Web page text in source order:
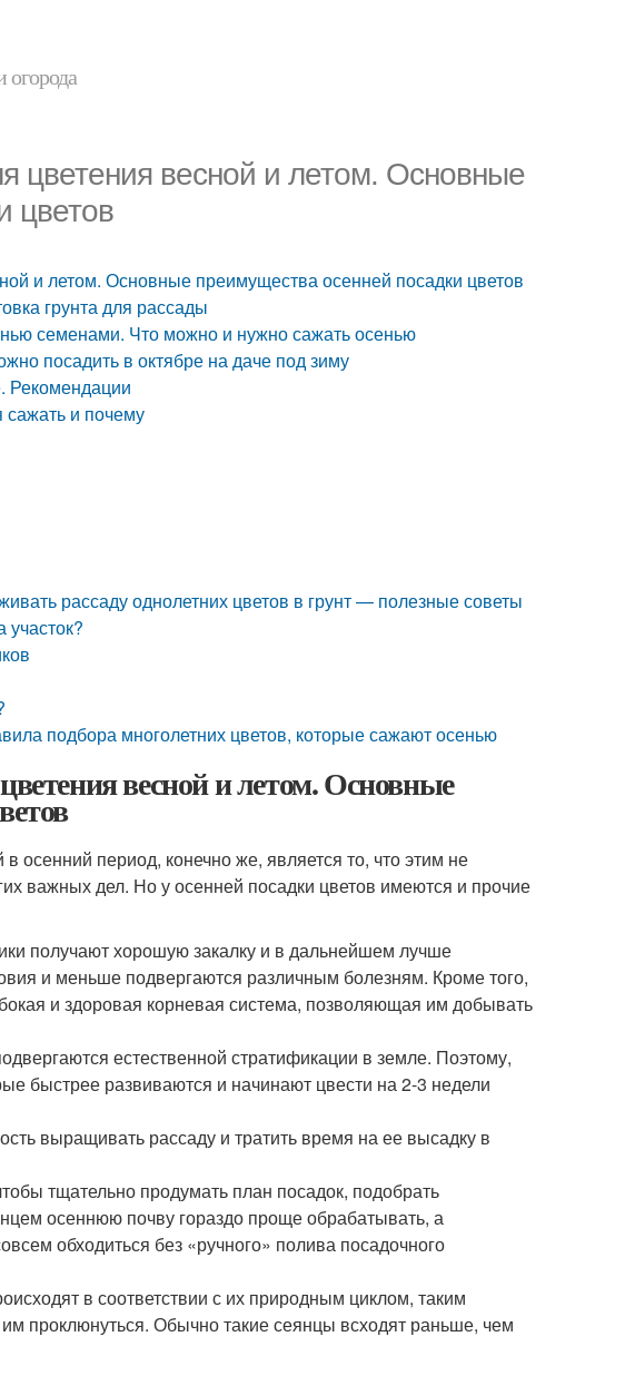
огорода
цветения весной и летом. Основные
цветов
и летом. Основные преимущества осенней посадки цветов
грунта для рассады
семенами. Что можно и нужно сажать осенью
посадить в октябре на даче под зиму
Рекомендации
сажать и почему
рассаду однолетних цветов в грунт — полезные советы
подбора многолетних цветов, которые сажают осенью
весной и летом. Основные
период, конечно же, является то, что этим не
важных дел. Но у осенней посадки цветов имеются и прочие
получают хорошую закалку и в дальнейшем лучше
и меньше подвергаются различным болезням. Кроме того,
и здоровая корневая система, позволяющая им добывать
естественной стратификации в земле. Поэтому,
быстрее развиваются и начинают цвести на 2-3 недели
выращивать рассаду и тратить время на ее высадку в
тщательно продумать план посадок, подобрать
осеннюю почву гораздо проще обрабатывать, а
обходиться без «ручного» полива посадочного
в соответствии с их природным циклом, таким
проклюнуться. Обычно такие сеянцы всходят раньше, чем